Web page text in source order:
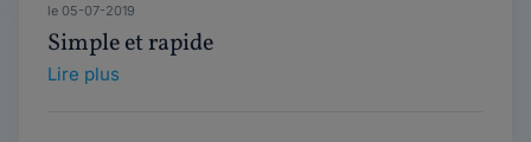
le 05-07-2019
Simple et rapide
Lire plus